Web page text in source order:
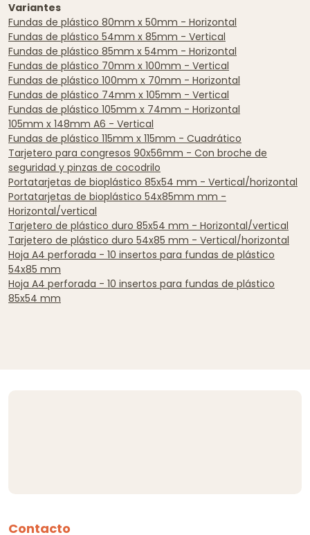
Variantes
Fundas de plástico 80mm x 50mm - Horizontal
Fundas de plástico 54mm x 85mm - Vertical
Fundas de plástico 85mm x 54mm - Horizontal
Fundas de plástico 70mm x 100mm - Vertical
Fundas de plástico 100mm x 70mm - Horizontal
Fundas de plástico 74mm x 105mm - Vertical
Fundas de plástico 105mm x 74mm - Horizontal
105mm x 148mm A6 - Vertical
Fundas de plástico 115mm x 115mm - Cuadrático
Tarjetero para congresos 90x56mm - Con broche de
seguridad y pinzas de cocodrilo
Portatarjetas de bioplástico 85x54 mm - Vertical/horizontal
Portatarjetas de bioplástico 54x85mm mm -
Horizontal/vertical
Tarjetero de plástico duro 85x54 mm - Horizontal/vertical
Tarjetero de plástico duro 54x85 mm - Vertical/horizontal
Hoja A4 perforada - 10 insertos para fundas de plástico
54x85 mm
Hoja A4 perforada - 10 insertos para fundas de plástico
85x54 mm
Contacto